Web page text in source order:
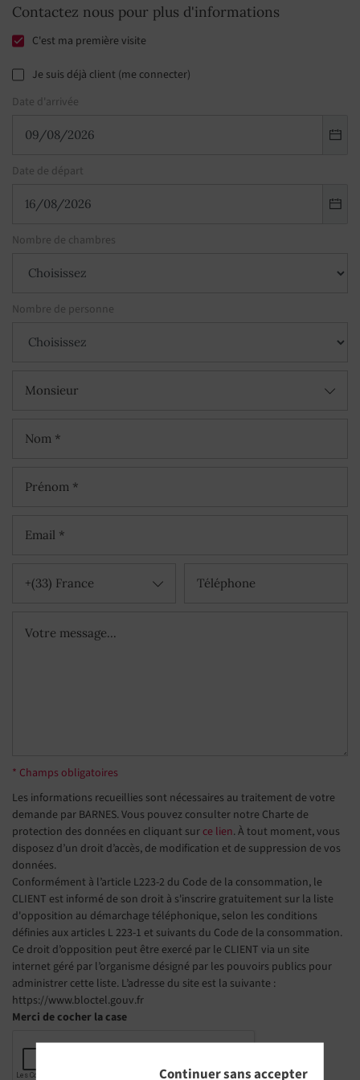
Contactez nous pour plus d'informations
C'est ma première visite
Je suis déjà client (me connecter)
Date d'arrivée
Date de départ
Nombre de chambres
Nombre de personne
Monsieur
+(33) France
* Champs obligatoires
Les informations recueillies sont nécessaires au traitement de votre
demande par BARNES. Vous pouvez consulter notre Charte de
protection des données en cliquant surce lien. À tout moment, vous
disposez d’un droit d’accès, de modification et de suppression de vos
données.
Conformément à l’article L223-2 du Code de la consommation, le
CLIENT est informé de son droit à s'inscrire gratuitement sur la liste
d'opposition au démarchage téléphonique, selon les conditions
définies aux articles L 223-1 et suivants du Code de la consommation.
Ce droit d’opposition peut être exercé par le CLIENT via un site
internet géré par l’organisme désigné par les pouvoirs publics pour
administrer cette liste. L’adresse du site est la suivante :
https://www.bloctel.gouv.fr
Merci de cocher la case
Continuer sans accepter